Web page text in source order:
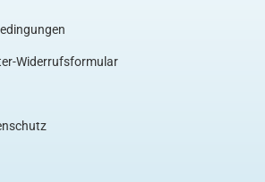
Widerrufsformular